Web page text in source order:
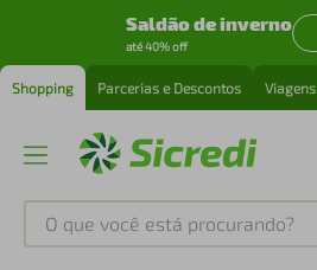
Saldão de inverno
até 40% off
Shopping Parcerias e Descontos Viagens
O que você está procurando?